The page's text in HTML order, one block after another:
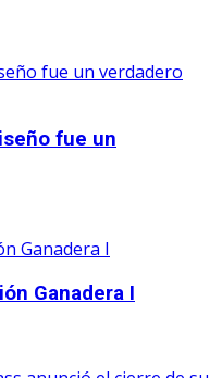
fue un
Ganadera I